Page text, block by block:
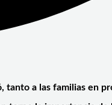
a las familias en